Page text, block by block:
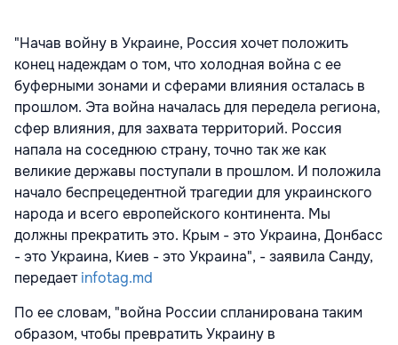
"Начав войну в Украине, Россия хочет положить
конец надеждам о том, что холодная война с ее
буферными зонами и сферами влияния осталась в
прошлом. Эта война началась для передела региона,
сфер влияния, для захвата территорий. Россия
напала на соседнюю страну, точно так же как
великие державы поступали в прошлом. И положила
начало беспрецедентной трагедии для украинского
народа и всего европейского континента. Мы
должны прекратить это. Крым - это Украина, Донбасс
- это Украина, Киев - это Украина", - заявила Санду,
передаетinfotag.md
По ее словам, "война России спланирована таким
образом, чтобы превратить Украину в